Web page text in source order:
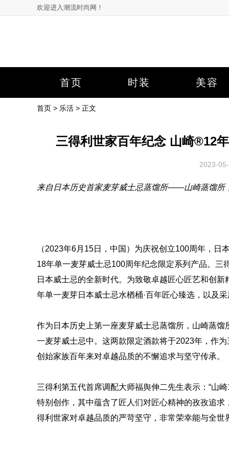
欢迎进入潮流时尚网！
首页 时装 美容
首页 > 乐活 > 正文
三得利世家百年纪念 山崎®12
2023-
来自日本历史首家麦芽威士忌蒸馏所——山崎蒸馏所
（2023年6月15日，中国）为庆祝创立100周年，
18年单一麦芽威士忌100周年纪念限定系列产品。
日本威士忌的全新时代。为致敬卓越匠心匠艺和创
年单一麦芽日本威士忌水楢桶·百年匠心臻选，以及
作为日本历史上第一座麦芽威士忌蒸馏所，山崎蒸
一麦芽威士忌中。这两款限定酒款将于2023年，作
创始家族百年来对卓越品质的不懈追求与坚守传承。
三得利第五代首席调配大师福舆伸二先生表示：“山
特别创作，其中蕴含了匠人们对匠心精神的孜孜追
得利世家对卓越品质的严苛坚守，非常荣幸能与全世